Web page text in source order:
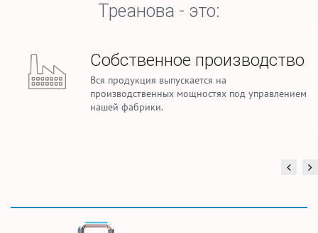
Треанова - это:
Собственное производство
Вся продукция выпускается на
производственных мощностях под управлением
нашей фабрики.